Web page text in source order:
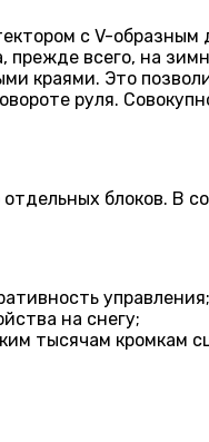
с V-
всего, на
краями. Это
руля.
блоков.
управления;
на снегу;
тысячам